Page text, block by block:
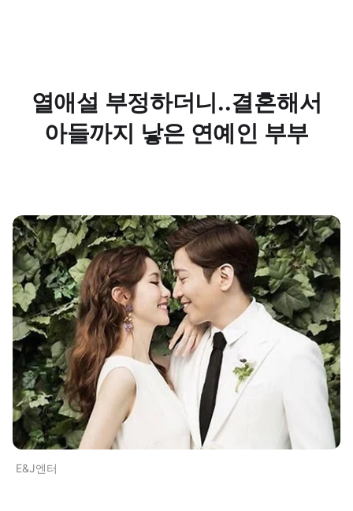
열애설 부정하더니..결혼해서
아들까지 낳은 연예인 부부
E&J엔터